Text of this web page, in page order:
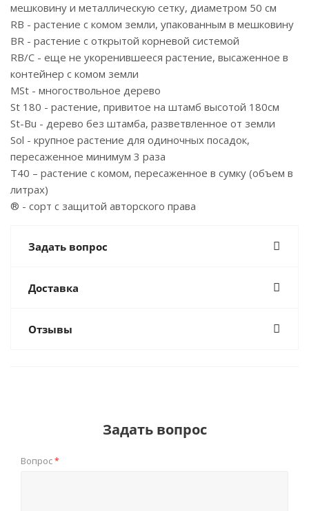
мешковину и металлическую сетку, диаметром 50 см
RB - растение с комом земли, упакованным в мешковину
BR - растение с открытой корневой системой
RB/C - еще не укоренившееся растение, высаженное в
контейнер с комом земли
MSt - многоствольное дерево
St 180 - растение, привитое на штамб высотой 180см
St-Bu - дерево без штамба, разветвленное от земли
Sol - крупное растение для одиночных посадок,
пересаженное минимум 3 раза
T40 – растение с комом, пересаженное в сумку (объем в
литрах)
® - сорт с защитой авторского права
Задать вопрос
Доставка
Отзывы
Задать вопрос
Вопрос*